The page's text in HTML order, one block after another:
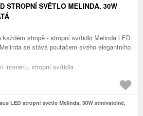
STROPNÍ SVĚTLO MELINDA, 30W
každém stropě - stropní svítidlo Melinda LED
se stává poutačem svého elegantního
interiéru, stropní svítidla
LED stropní světlo Melinda, 30W stmívatelné,